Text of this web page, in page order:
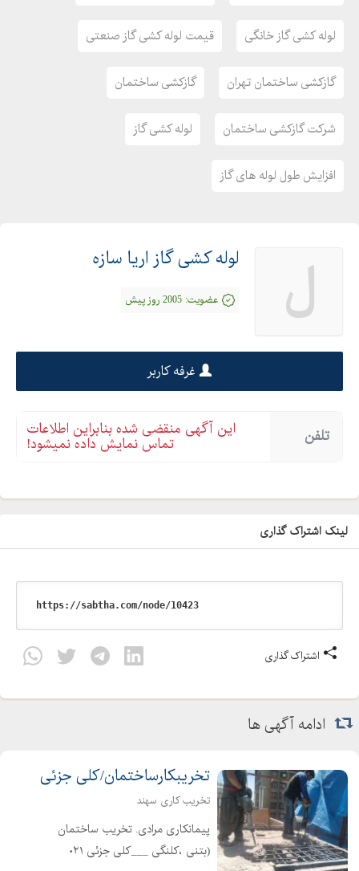
لوله کشی گاز خانگی قیمت لوله کشی گاز صنعتی
گازکشی ساختمان تهران گازکشی ساختمان
شرکت گازکشی ساختمان لوله کشی گاز
افزایش طول لوله های گاز
ل لوله کشی گاز اریا سازه
عضویت: 2005 روز پیش
غرفه کاربر
تلفن این آگهی منقضی شده بنابراین اطلاعات
تماس نمایش داده نمیشود!
لینک اشتراک گذاری
اشتراک گذاری
ادامه آگهی ها
تخریبکارساختمان/کلی جزئی
تخریب کاری سهند
پیمانکاری مرادی. تخریب ساختمان
(بتنی ،کلنگی ___کلی جزئی ۰۲۱